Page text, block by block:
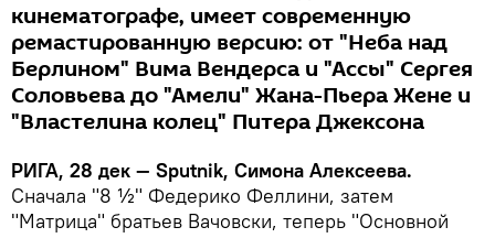
кинематографе, имеет современную
ремастированную версию: от "Неба над
Берлином" Вима Вендерса и "Ассы" Сергея
Соловьева до "Амели" Жана-Пьера Жене и
"Властелина колец" Питера Джексона
РИГА, 28 дек — Sputnik, Симона Алексеева.
Сначала "8 ½" Федерико Феллини, затем
"Матрица" братьев Вачовски, теперь "Основной